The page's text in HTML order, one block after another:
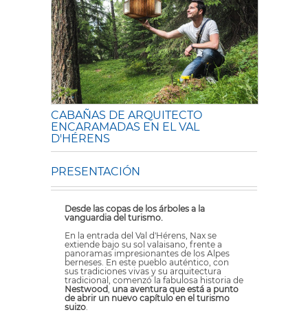
CABAÑAS DE ARQUITECTO
ENCARAMADAS EN EL VAL
D'HÉRENS
PRESENTACIÓN
Desde las copas de los árboles a la
vanguardia del turismo.
En la entrada del Val d'Hérens, Nax se
extiende bajo su sol valaisano, frente a
panoramas impresionantes de los Alpes
berneses. En este pueblo auténtico, con
sus tradiciones vivas y su arquitectura
tradicional, comenzó la fabulosa historia de
Nestwood, una aventura que está a punto
de abrir un nuevo capítulo en el turismo
suizo.